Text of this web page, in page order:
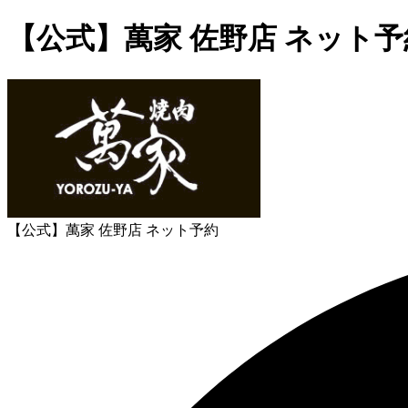
【公式】萬家 佐野店 ネット
【公式】萬家 佐野店 ネット予約